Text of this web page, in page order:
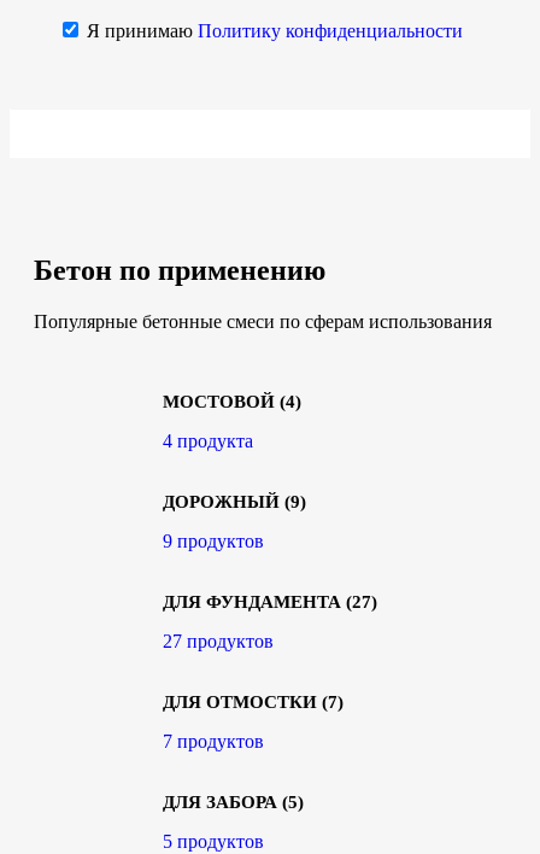
Я принимаю Политику конфиденциальности
Бетон по применению
Популярные бетонные смеси по сферам использования
МОСТОВОЙ (4)
4 продукта
ДОРОЖНЫЙ (9)
9 продуктов
ДЛЯ ФУНДАМЕНТА (27)
27 продуктов
ДЛЯ ОТМОСТКИ (7)
7 продуктов
ДЛЯ ЗАБОРА (5)
5 продуктов